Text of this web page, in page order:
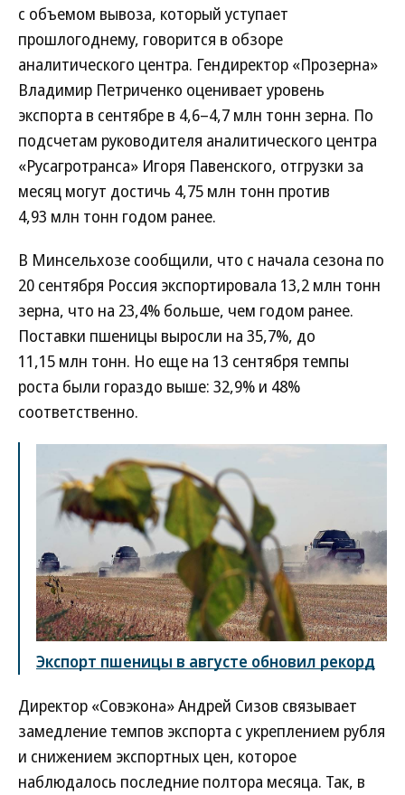
с объемом вывоза, который уступает
прошлогоднему, говорится в обзоре
аналитического центра. Гендиректор «Прозерна»
Владимир Петриченко оценивает уровень
экспорта в сентябре в 4,6–4,7 млн тонн зерна. По
подсчетам руководителя аналитического центра
«Русагротранса» Игоря Павенского, отгрузки за
месяц могут достичь 4,75 млн тонн против
4,93 млн тонн годом ранее.
В Минсельхозе сообщили, что с начала сезона по
20 сентября Россия экспортировала 13,2 млн тонн
зерна, что на 23,4% больше, чем годом ранее.
Поставки пшеницы выросли на 35,7%, до
11,15 млн тонн. Но еще на 13 сентября темпы
роста были гораздо выше: 32,9% и 48%
соответственно.
Экспорт пшеницы в августе обновил рекорд
Директор «Совэкона» Андрей Сизов связывает
замедление темпов экспорта с укреплением рубля
и снижением экспортных цен, которое
наблюдалось последние полтора месяца. Так, в